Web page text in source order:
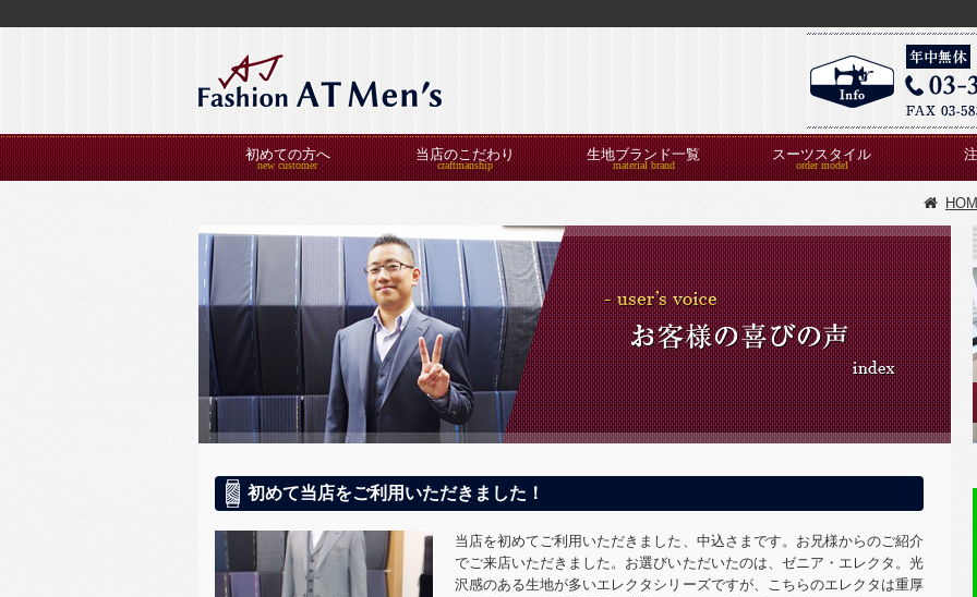
初めての方へ 当店のこだわり 生地ブランド一覧 スーツスタイル
お客様の喜びの声
初めて当店をご利用いただきました！
当店を初めてご利用いただきました、中込さまです。お兄様からのご紹介
でご来店いただきました。お選びいただいたのは、ゼニア・エレクタ。光
沢感のある生地が多いエレクタシリーズですが、こちらのエレクタは重厚